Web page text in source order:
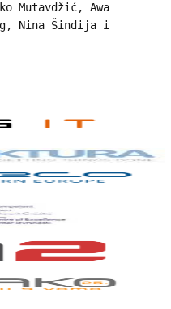
Mutavdžić, Awa
Nina Šindija i